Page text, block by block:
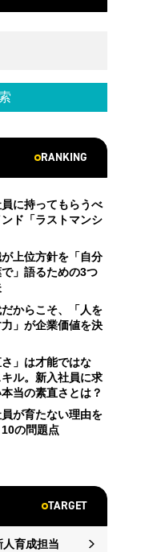
RANKING
に持ってもらうべ
ンド「ラストマンシ
上位方針を「自分
」語るための3つ
からこそ、「人を
」が企業価値を決
さ」は才能ではな
キル。新入社員に求
当の素直さとは？
が育たない理由を
の問題点
TARGET
育成担当